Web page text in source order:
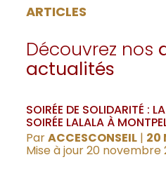
ARTICLES
Découvrez nos
actualités
SOIRÉE DE SOLIDARITÉ :
SOIRÉE LALALA À
ParACCESCONSEIL | 20
Mise à jour 20 novembre